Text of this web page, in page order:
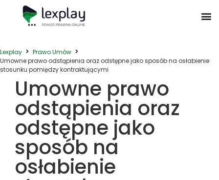
Lexplay
Prawo Umów
Umowne prawo odstąpienia oraz odstępne jako sposób na osłabienie
stosunku pomiędzy kontraktującymi
Umowne prawo
odstąpienia oraz
odstępne jako
sposób na
osłabienie